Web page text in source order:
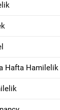
Hafta Hamilelik